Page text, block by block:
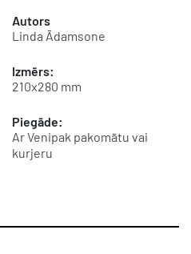
Autors
Linda Ādamsone
Izmērs:
210x280 mm
Piegāde:
Ar Venipak pakomātu vai
kurjeru